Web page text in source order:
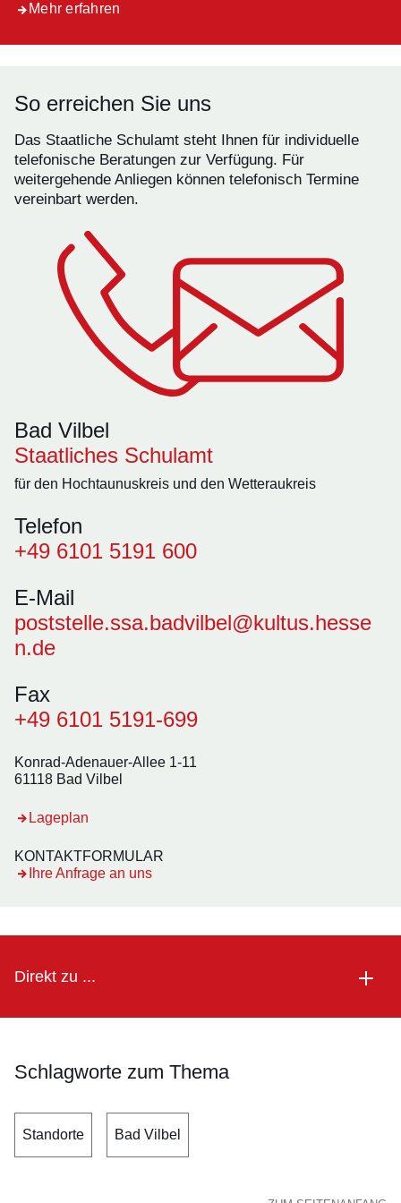
Mehr erfahren
So erreichen Sie uns
Das Staatliche Schulamt steht Ihnen für individuelle
telefonische Beratungen zur Verfügung. Für
weitergehende Anliegen können telefonisch Termine
vereinbart werden.
Bad Vilbel
Staatliches Schulamt
für den Hochtaunuskreis und den Wetteraukreis
Telefon
+49 6101 5191 600
E-Mail
poststelle.ssa.badvilbel@kultus.hesse
n.de
Fax
+49 6101 5191-699
Konrad-Adenauer-Allee 1-11
61118 Bad Vilbel
Lageplan
Öffnet sich in einem neuen Fenster
KONTAKTFORMULAR
Ihre Anfrage an uns
Öffnet sich in einem neuen Fenster
Direkt zu ...
Schlagworte zum Thema
Standorte Bad Vilbel